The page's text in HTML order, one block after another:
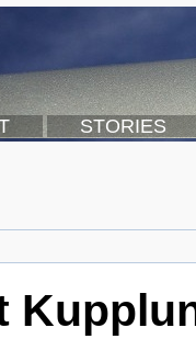
STORIES